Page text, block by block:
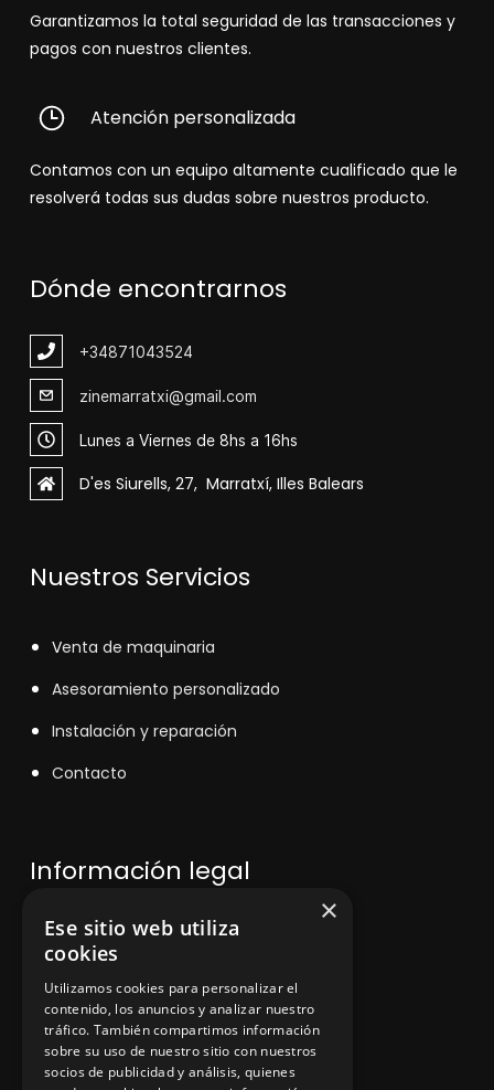
Garantizamos la total seguridad de las transacciones y
pagos con nuestros clientes.
Atención personalizada
Contamos con un equipo altamente cualificado que le
resolverá todas sus dudas sobre nuestros producto.
Dónde encontrarnos
+34871043524
zinemarratxi@gmail.com
Lunes a Viernes de 8hs a 16hs
D'es Siurells, 27, Marratxí, Illes Balears
Nuestros Servicios
Venta de maquinaria
Asesoramiento personalizado
Instalación y reparación
Contacto
Información legal
Política de privacidad
Aviso legal
App Zine Hostelería
×
Ese sitio web utiliza
cookies
Utilizamos cookies para personalizar el
contenido, los anuncios y analizar nuestro
tráfico. También compartimos información
sobre su uso de nuestro sitio con nuestros
socios de publicidad y análisis, quienes